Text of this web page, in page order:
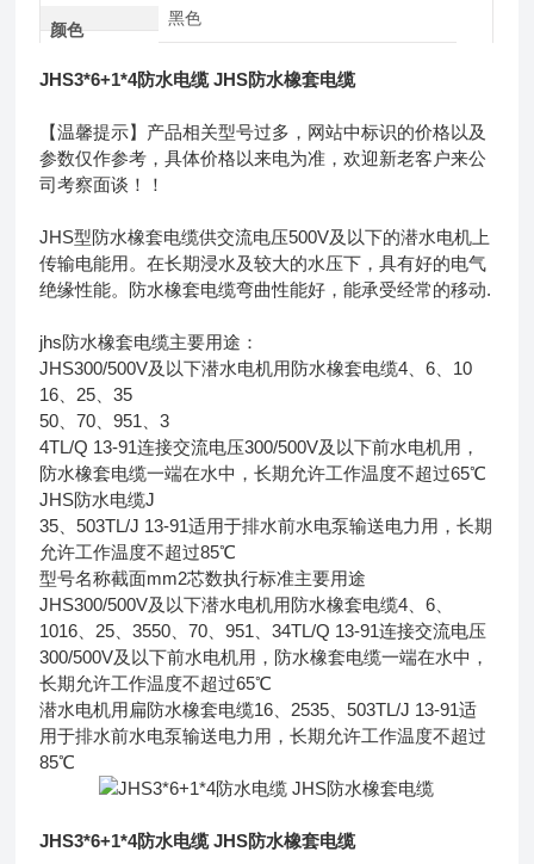
颜色
黑色
JHS3*6+1*4防水电缆 JHS防水橡套电缆
【温馨提示】产品相关型号过多，网站中标识的价格以及
参数仅作参考，具体价格以来电为准，欢迎新老客户来公
司考察面谈！！
JHS型防水橡套电缆供交流电压500V及以下的潜水电机上
传输电能用。在长期浸水及较大的水压下，具有好的电气
绝缘性能。防水橡套电缆弯曲性能好，能承受经常的移动.
jhs防水橡套电缆主要用途：
JHS300/500V及以下潜水电机用防水橡套电缆4、6、10
16、25、35
50、70、951、3
4TL/Q 13-91连接交流电压300/500V及以下前水电机用，
防水橡套电缆一端在水中，长期允许工作温度不超过65℃
JHS防水电缆J
35、503TL/J 13-91适用于排水前水电泵输送电力用，长期
允许工作温度不超过85℃
型号名称截面mm2芯数执行标准主要用途
JHS300/500V及以下潜水电机用防水橡套电缆4、6、
1016、25、3550、70、951、34TL/Q 13-91连接交流电压
300/500V及以下前水电机用，防水橡套电缆一端在水中，
长期允许工作温度不超过65℃
潜水电机用扁防水橡套电缆16、2535、503TL/J 13-91适
用于排水前水电泵输送电力用，长期允许工作温度不超过
85℃
JHS3*6+1*4防水电缆 JHS防水橡套电缆